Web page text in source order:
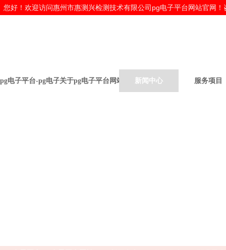
您好！欢迎访问惠州市惠测兴检测技术有限公司pg电子平台网站官网
pg电子平台-pg电子平台网站关于pg电子平台网站 新闻中心 服务项目